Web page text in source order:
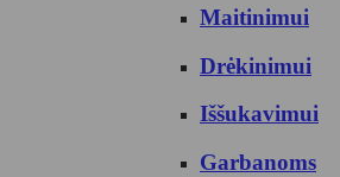
Maitinimui
Drėkinimui
Iššukavimui
Garbanoms